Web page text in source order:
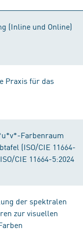
(Inline und Online)
Praxis für das
Farbenraum
(ISO/CIE 11664-
CIE 11664-5:2024
der spektralen
zur visuellen